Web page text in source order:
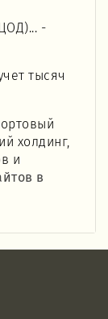
-
тысяч
холдинг,
и
в